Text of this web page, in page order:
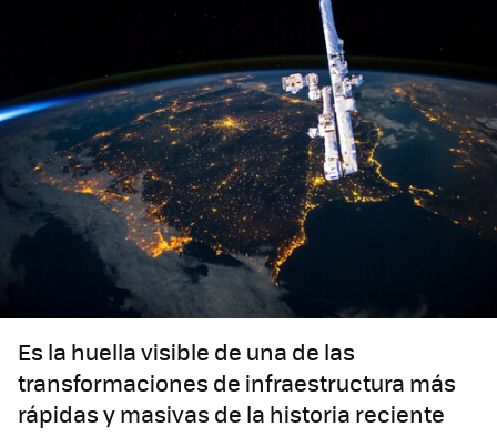
Es la huella visible de una de las
transformaciones de infraestructura más
rápidas y masivas de la historia reciente